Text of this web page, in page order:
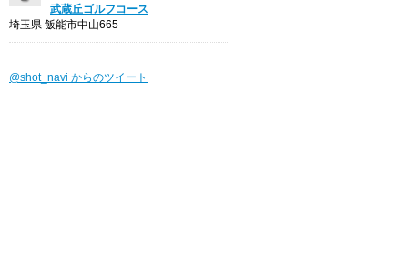
武蔵丘ゴルフコース
埼玉県 飯能市中山665
@shot_navi からのツイート